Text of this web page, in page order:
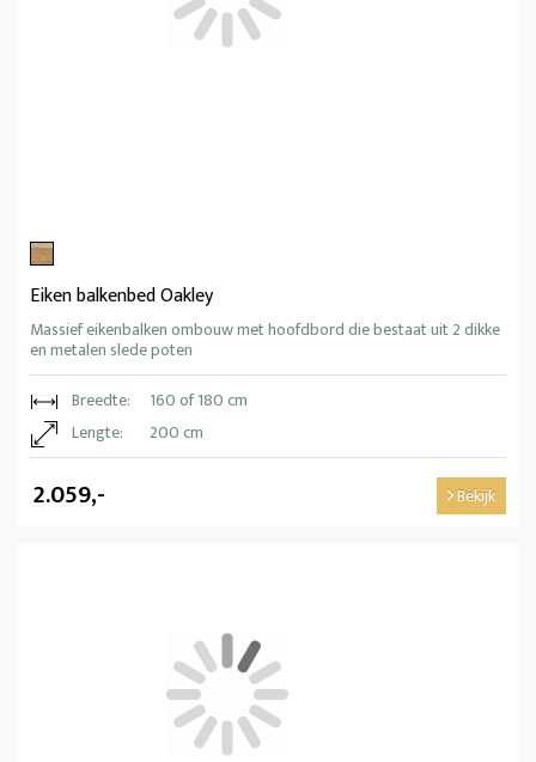
Eiken balkenbed Oakley
Massief eikenbalken ombouw met hoofdbord die bestaat uit 2 dikke
en metalen slede poten
Breedte:
160 of 180 cm
Lengte:
200 cm
2.059,- Bekijk